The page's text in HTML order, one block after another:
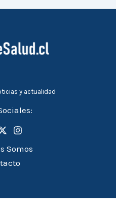
y actualidad
Somos